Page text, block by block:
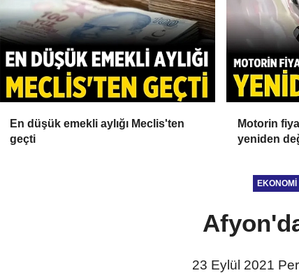
En düşük emekli aylığı Meclis'ten
geçti
Motorin
yeniden
EKONOMI
23 Eylül 2021